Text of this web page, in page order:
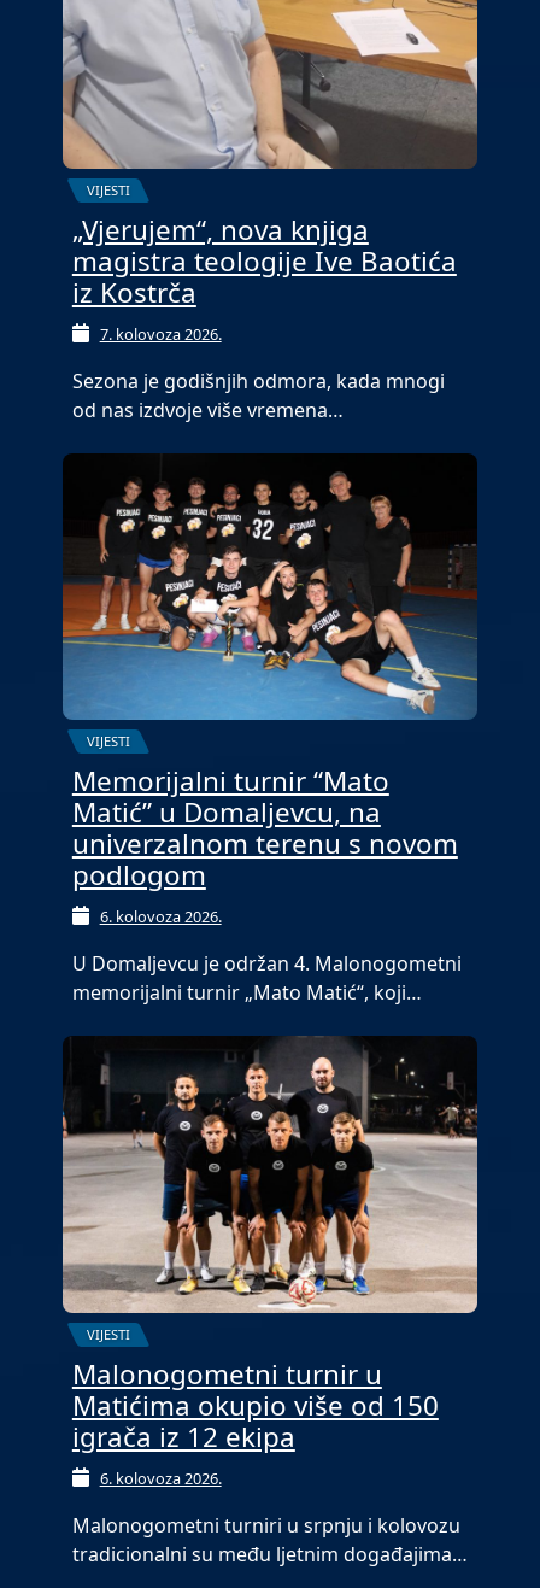
VIJESTI
„Vjerujem“, nova knjiga
magistra teologije Ive Baotića
iz Kostrča
7. kolovoza 2026.
Sezona je godišnjih odmora, kada mnogi
od nas izdvoje više vremena…
VIJESTI
Memorijalni turnir “Mato
Matić” u Domaljevcu, na
univerzalnom terenu s novom
podlogom
6. kolovoza 2026.
U Domaljevcu je održan 4. Malonogometni
memorijalni turnir „Mato Matić“, koji…
VIJESTI
Malonogometni turnir u
Matićima okupio više od 150
igrača iz 12 ekipa
6. kolovoza 2026.
Malonogometni turniri u srpnju i kolovozu
tradicionalni su među ljetnim događajima…